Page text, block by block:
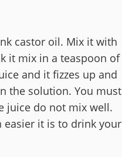
castor oil. Mix it with
it mix in a teaspoon of
and it fizzes up and
the solution. You must
juice do not mix well.
easier it is to drink your